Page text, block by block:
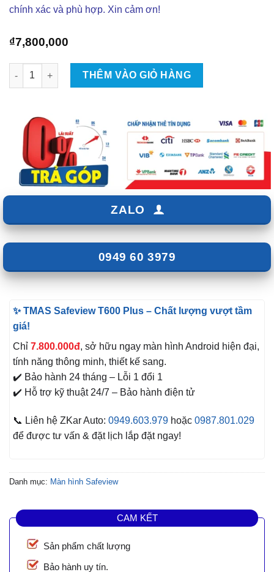
chính xác và phù hợp. Xin cảm ơn!
₫7,800,000
Màn hình Android TMAS T600 PLUS số lượng
THÊM VÀO GIỎ HÀNG
ZALO
0949 60 3979
✨ TMAS Safeview T600 Plus – Chất lượng vượt tầm
giá!
Chỉ 7.800.000đ, sở hữu ngay màn hình Android hiện đại,
tính năng thông minh, thiết kế sang.
✔️ Bảo hành 24 tháng – Lỗi 1 đổi 1
✔️ Hỗ trợ kỹ thuật 24/7 – Bảo hành điện tử
📞 Liên hệ ZKar Auto: 0949.603.979 hoặc 0987.801.029
để được tư vấn & đặt lịch lắp đặt ngay!
Danh mục: Màn hình Safeview
CAM KẾT
Sản phẩm chất lượng
Bảo hành uy tín.